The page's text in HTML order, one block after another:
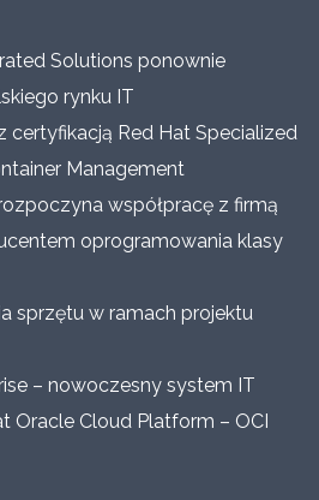
Solutions ponownie
rynku IT
certyfikacją Red Hat Specialized
Management
współpracę z firmą
oprogramowania klasy
sprzętu w ramach projektu
– nowoczesny system IT
Oracle Cloud Platform – OCI